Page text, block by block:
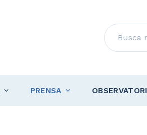
Buscar
PRENSA